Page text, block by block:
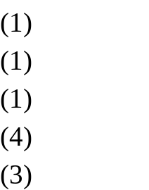
(1)
(1)
(1)
(4)
(3)